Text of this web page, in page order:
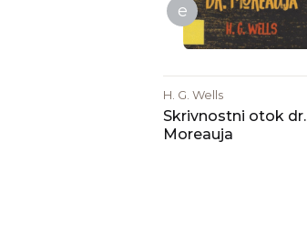
e
H. G. Wells
Skrivnostni otok dr.
Moreauja